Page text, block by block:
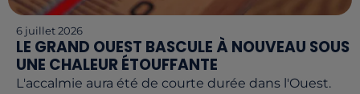
6 juillet 2026
LE GRAND OUEST BASCULE À NOUVEAU SOUS
UNE CHALEUR ÉTOUFFANTE
L'accalmie aura été de courte durée dans l'Ouest.